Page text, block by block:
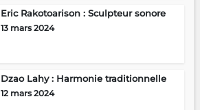
Eric Rakotoarison : Sculpteur sonore
13 mars 2024
Dzao Lahy : Harmonie traditionnelle
12 mars 2024